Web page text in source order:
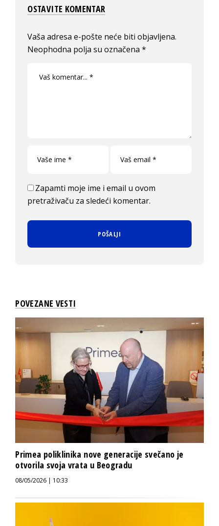
OSTAVITE KOMENTAR
Vaša adresa e-pošte neće biti objavljena.
Neophodna polja su označena*
Zapamti moje ime i email u ovom
pretraživaču za sledeći komentar.
POVEZANE VESTI
Primea poliklinika nove generacije svečano je
otvorila svoja vrata u Beogradu
08/05/2026 | 10:33